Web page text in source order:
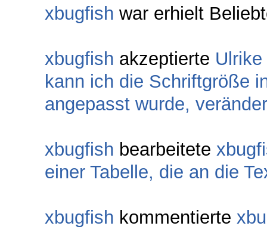
xbugfish war erhielt
xbugfish akzeptierte
kann ich die Schriftgröße
angepasst wurde,
xbugfish bearbeitete
einer Tabelle, die an die
xbugfish kommentierte